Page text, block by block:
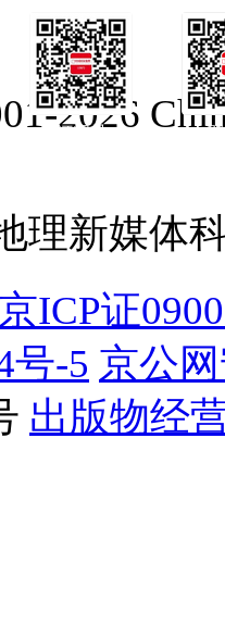
订阅号
2026
理新媒体
京ICP证
号-5 京公
出版物经